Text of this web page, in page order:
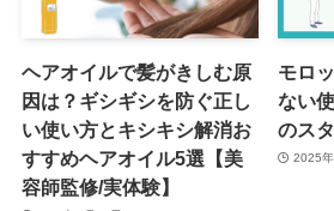
ヘアオイルで髪がきしむ原
因は？ギシギシを防ぐ正し
い使い方とキシキシ解消お
すすめヘアオイル5選【美
容師監修/実体験】
モロ
ない
のス
2025